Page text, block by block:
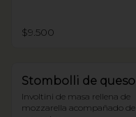
$9.500
Stombolli de queso
Involtini de masa rellena de
mozzarella acompañado de